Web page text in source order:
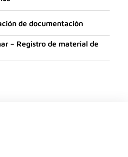
de documentación
– Registro de material de